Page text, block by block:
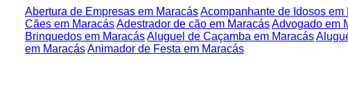
Abertura de Empresas em MaracásAcompanhante de Idosos em
Cães em MaracásAdestrador de cão em MaracásAdvogado em
Brinquedos em MaracásAluguel de Caçamba em Maracás
em MaracásAnimador de Festa em Maracás